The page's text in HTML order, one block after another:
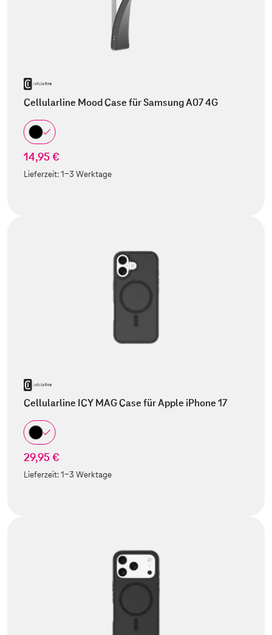
Cellularline Mood Case für Samsung A07 4G
14,95 €
Lieferzeit:1-3 Werktage
Cellularline ICY MAG Case für Apple iPhone 17
29,95 €
Lieferzeit:1-3 Werktage